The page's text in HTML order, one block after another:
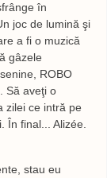
în
joc de lumină şi
a fi o muzică
gâzele
ROBO
Să aveţi o
zilei ce intră pe
final... Alizée.
stau eu